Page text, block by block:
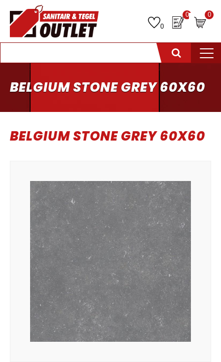
0
0 0
BELGIUM STONE GREY 60X60
BELGIUM STONE GREY 60X60